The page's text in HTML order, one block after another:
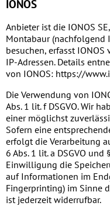
IONOS
Anbieter ist die IONOS
Montabaur (nachfolgend
besuchen, erfasst
IP-Adressen. Details
von IONOS: https://
Die Verwendung von
Abs. 1 lit. f DSGVO. Wir
einer möglichst
Sofern eine
erfolgt die Verarbeitung
6 Abs. 1 lit. a DSGVO und
Einwilligung die
auf Informationen im
Fingerprinting) im Sinne
ist jederzeit widerrufbar.